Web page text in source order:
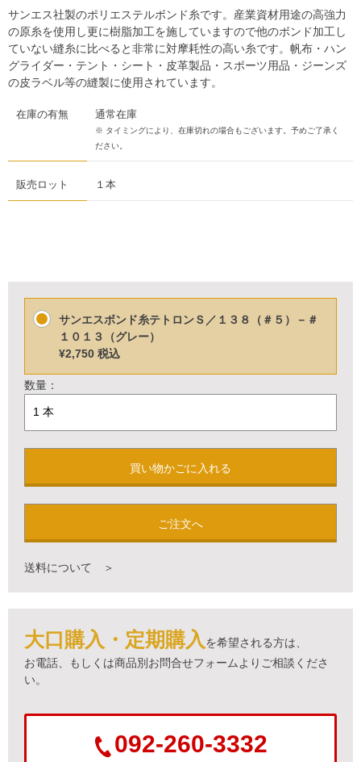
サンエス社製のポリエステルボンド糸です。産業資材用途の高強力
の原糸を使用し更に樹脂加工を施していますので他のボンド加工し
ていない縫糸に比べると非常に対摩耗性の高い糸です。帆布・ハン
グライダー・テント・シート・皮革製品・スポーツ用品・ジーンズ
の皮ラベル等の縫製に使用されています。
在庫の有無 通常在庫
※ タイミングにより、在庫切れの場合もございます。予めご了承く
ださい。
販売ロット １本
サンエスボンド糸テトロンＳ／１３８（＃５）－＃
１０１３（グレー）
¥2,750 税込
数量：
買い物かごに入れる
ご注文へ
送料について ＞
大口購入・定期購入 を希望される方は、
お電話、もしくは商品別お問合せフォームよりご相談くださ
い。
092-260-3332